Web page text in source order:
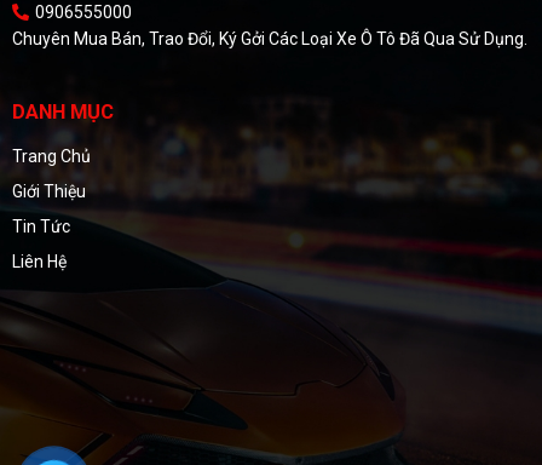
0906555000
Chuyên Mua Bán, Trao Đổi, Ký Gởi Các Loại Xe Ô Tô Đã Qua Sử Dụng.
DANH MỤC
Trang Chủ
Giới Thiệu
Tin Tức
Liên Hệ